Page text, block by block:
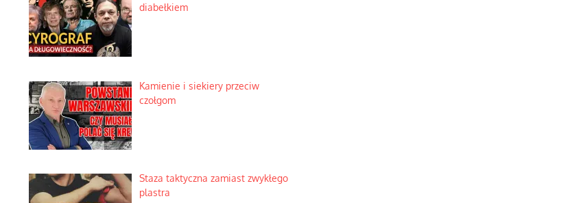
diabełkiem
Kamienie i siekiery przeciw
czołgom
Staza taktyczna zamiast zwykłego
plastra